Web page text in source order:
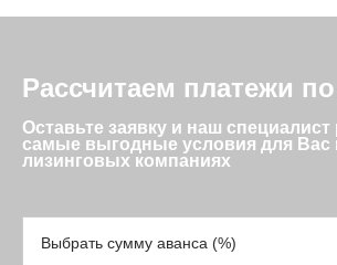
Рассчитаем платежи
Оставьте заявку и наш специалист
самые выгодные условия для Вас
лизинговых компаниях